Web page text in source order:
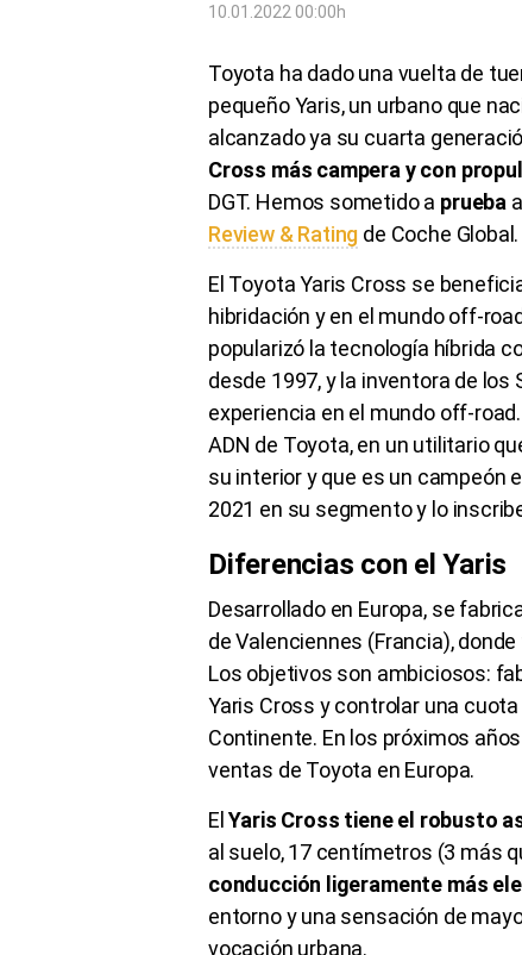
10.01.2022 00:00h
Toyota ha dado una vuelta de
pequeño Yaris, un urbano que
alcanzado ya su cuarta
Cross más campera y con
DGT. Hemos sometido a prueba
Review & Rating de Coche Global.
El Toyota Yaris Cross se
hibridación y en el mundo off-
popularizó la tecnología híbrida
desde 1997, y la inventora de los
experiencia en el mundo off-
ADN de Toyota, en un utilitario
su interior y que es un campeón
2021 en su segmento y lo
Diferencias con el Yaris
Desarrollado en Europa, se
de Valenciennes (Francia),
Los objetivos son ambiciosos:
Yaris Cross y controlar una
Continente. En los próximos
ventas de Toyota en Europa.
ElYaris Cross tiene el robusto
al suelo, 17 centímetros (3 más
conducción ligeramente más
entorno y una sensación de
vocación urbana.